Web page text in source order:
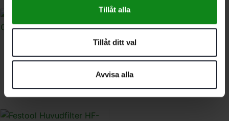
Tillåt alla
Tillåt ditt val
Avvisa alla
CT-W